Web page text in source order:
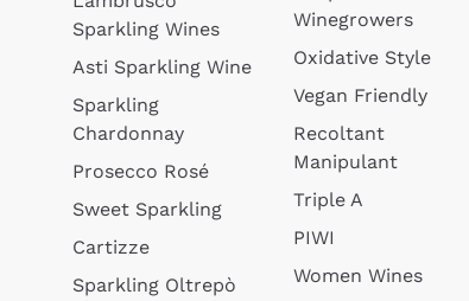
Sparkling Wines
Asti Sparkling Wine
Sparkling
Chardonnay
Prosecco Rosé
Sweet Sparkling
Cartizze
Sparkling Oltrepò
Winegrowers
Oxidative Style
Vegan Friendly
Recoltant
Manipulant
Triple A
PIWI
Women Wines